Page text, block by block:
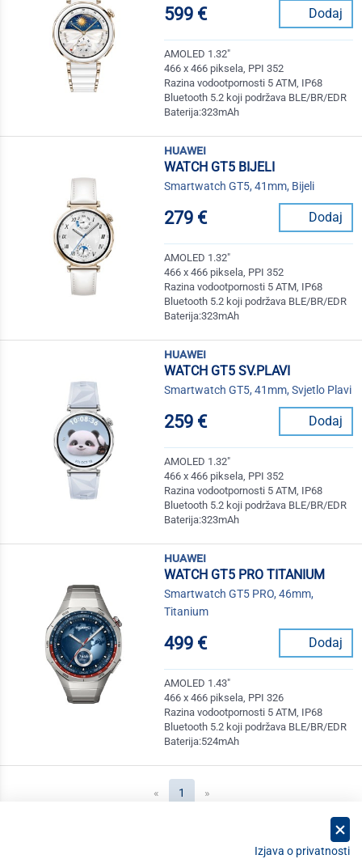
599 € Dodaj
AMOLED 1.32"
466 x 466 piksela, PPI 352
Razina vodootpornosti 5 ATM, IP68
Bluetooth 5.2 koji podržava BLE/BR/EDR
Baterija:323mAh
huawei
WATCH GT5 BIJELI
Smartwatch GT5, 41mm, Bijeli
279 € Dodaj
AMOLED 1.32"
466 x 466 piksela, PPI 352
Razina vodootpornosti 5 ATM, IP68
Bluetooth 5.2 koji podržava BLE/BR/EDR
Baterija:323mAh
huawei
WATCH GT5 SV.PLAVI
Smartwatch GT5, 41mm, Svjetlo Plavi
259 € Dodaj
AMOLED 1.32"
466 x 466 piksela, PPI 352
Razina vodootpornosti 5 ATM, IP68
Bluetooth 5.2 koji podržava BLE/BR/EDR
Baterija:323mAh
huawei
WATCH GT5 PRO TITANIUM
Smartwatch GT5 PRO, 46mm,
Titanium
499 € Dodaj
AMOLED 1.43"
466 x 466 piksela, PPI 326
Razina vodootpornosti 5 ATM, IP68
Bluetooth 5.2 koji podržava BLE/BR/EDR
Baterija:524mAh
« 1 (current)
»
Izjava o privatnosti